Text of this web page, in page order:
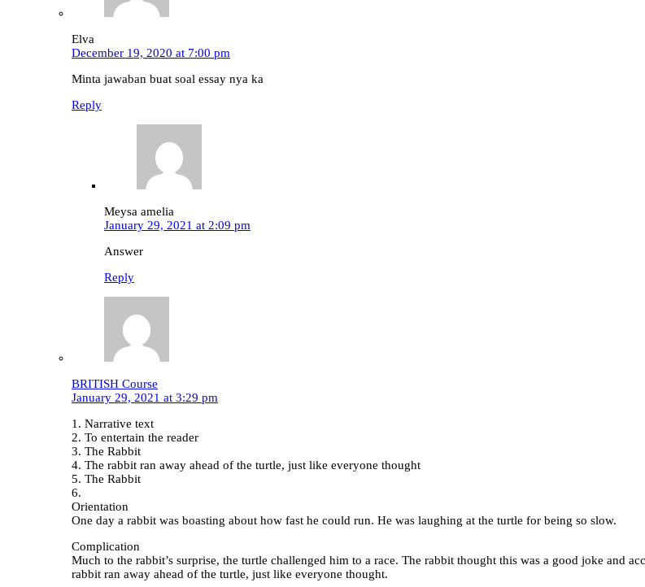
Elva
December 19, 2020 at 7:00 pm
Minta jawaban buat soal essay nya ka
Reply
Meysa amelia
January 29, 2021 at 2:09 pm
Answer
Reply
BRITISH Course
January 29, 2021 at 3:29 pm
1. Narrative text
2. To entertain the reader
3. The Rabbit
4. The rabbit ran away ahead of the turtle, just like everyone thought
5. The Rabbit
6.
Orientation
One day a rabbit was boasting about how fast he could run. He was laughing at the turtle for being so slow.
Complication
Much to the rabbit’s surprise, the turtle challenged him to a race. The rabbit thought this was a good joke and
rabbit ran away ahead of the turtle, just like everyone thought.